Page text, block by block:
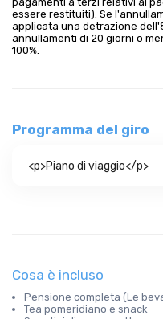
essere restituiti). Se
applicata una detrazione
annullamenti di 20 giorni o
100%.
Programma del giro
<p>Piano di viaggio</p>
Cosa è incluso
Pensione completa (Le
Tea pomeridiano e snack